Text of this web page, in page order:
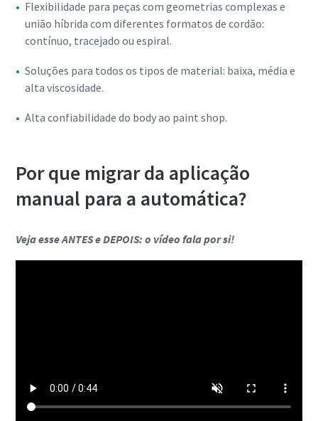
Flexibilidade para peças com geometrias complexas e
união híbrida com diferentes formatos de cordão:
contínuo, tracejado ou espiral.
Soluções para todos os tipos de material: baixa, média e
alta viscosidade.
Alta confiabilidade do body ao paint shop.
Por que migrar da aplicação
manual para a automática?
Veja esse ANTES e DEPOIS: o vídeo fala por si!